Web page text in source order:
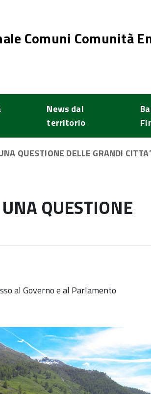
Comuni Comunità
News dal
territorio
QUESTIONE DELLE GRANDI CITTA’
QUESTIONE
al Governo e al Parlamento